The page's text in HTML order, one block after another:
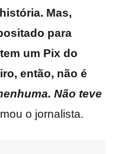
Mas,
para
um Pix do
então, não é
Não teve
o jornalista.